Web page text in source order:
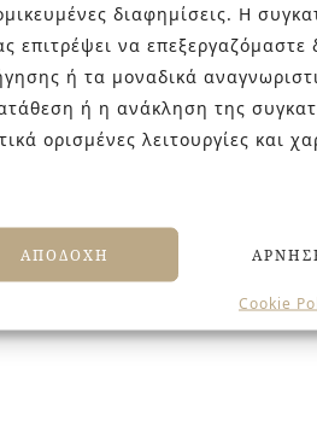
διαφημίσεις. Η
επιτρέψει να
ή τα μοναδικά
ή η ανάκληση της
ορισμένες λειτουργίες και
ΑΠΟΔΟΧΉ
Cookie
(third firing), μια ειδική
επιτυγχάνονται πιο
φιλοξενίας και
decor Danae έχει συνδυαστεί